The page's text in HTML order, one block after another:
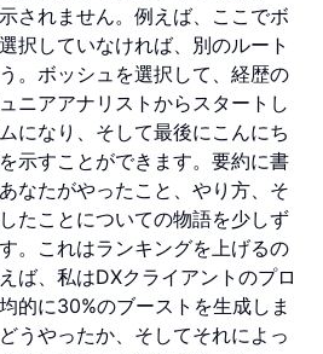
されません。例えば、ここでボ
択していなければ、別のルート
。ボッシュを選択して、経歴の
ニアアナリストからスタートし
になり、そして最後にこんにち
示すことができます。要約に書
なたがやったこと、やり方、そ
たことについての物語を少しず
。これはランキングを上げるの
ば、私はDXクライアントのプロ
的に30%のブーストを生成しま
うやったか、そしてそれによっ